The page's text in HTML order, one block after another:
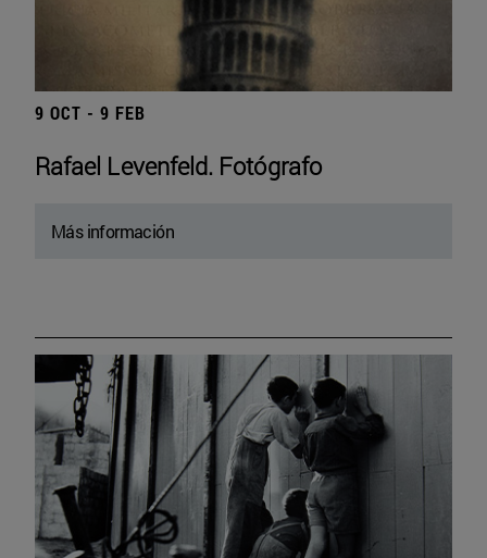
9 OCT - 9 FEB
Rafael Levenfeld. Fotógrafo
Más información